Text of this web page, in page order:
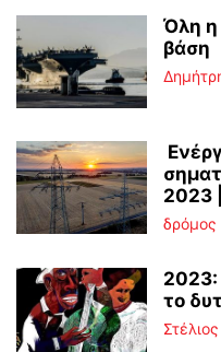
Όλη η
βάση
2023
δρόμος
2023:
το